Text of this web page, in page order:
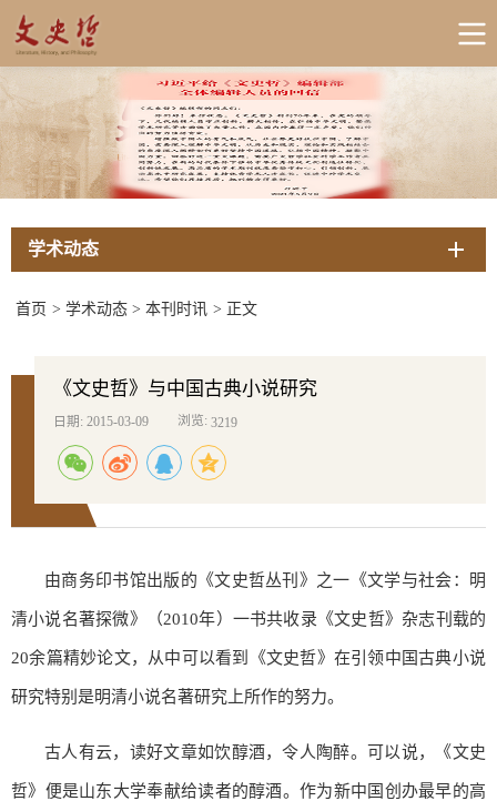
学术动态
首页 > 学术动态 > 本刊时讯 > 正文
《文史哲》与中国古典小说研究
日期: 2015-03-09 浏览: 3219
由商务印书馆出版的《文史哲丛刊》之一《文学与社会：明
清小说名著探微》（2010年）一书共收录《文史哲》杂志刊载的
20余篇精妙论文，从中可以看到《文史哲》在引领中国古典小说
研究特别是明清小说名著研究上所作的努力。
古人有云，读好文章如饮醇酒，令人陶醉。可以说，《文史
哲》便是山东大学奉献给读者的醇酒。作为新中国创办最早的高